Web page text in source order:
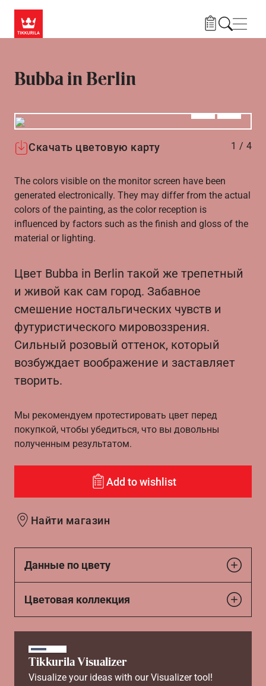
Bubba in Berlin
Скачать цветовую карту 1 / 4
The colors visible on the monitor screen have been
generated electronically. They may differ from the actual
colors of the painting, as the color reception is
influenced by factors such as the finish and gloss of the
material or lighting.
Цвет Bubba in Berlin такой же трепетный
и живой как сам город. Забавное
смешение ностальгических чувств и
футуристического мировоззрения.
Сильный розовый оттенок, который
возбуждает воображение и заставляет
творить.
Мы рекомендуем протестировать цвет перед
покупкой, чтобы убедиться, что вы довольны
полученным результатом.
Add to wishlist
Найти магазин
Данные по цвету
Цветовая коллекция
Tikkurila Visualizer
Visualize your ideas with our Visualizer tool!